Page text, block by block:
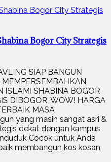
Bogor City Strategis
SIAP BANGUN
ISLAMI SHABINA BOGOR
DIBOGOR, WOW! HARGA
MASA
yang masih sangat asri &
dekat dengan kampus
Cocok untuk Anda
membangun kos kosan,